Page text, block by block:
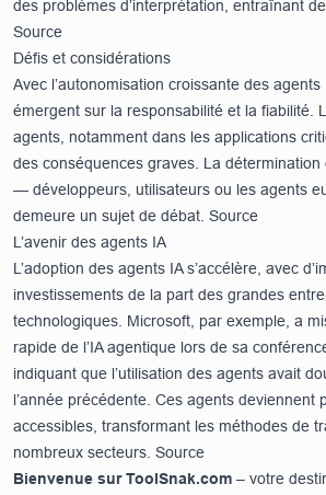
des problèmes d’interprétation, entraînant
Source
Défis et considérations
Avec l’autonomisation croissante des
émergent sur la responsabilité et la fiabilité.
agents, notamment dans les applications
des conséquences graves. La
— développeurs, utilisateurs ou les agents
demeure un sujet de débat. Source
L’avenir des agents IA
L’adoption des agents IA s’accélère, avec
investissements de la part des grandes
technologiques. Microsoft, par exemple, a
rapide de l’IA agentique lors de sa
indiquant que l’utilisation des agents avait
l’année précédente. Ces agents deviennent
accessibles, transformant les méthodes de
nombreux secteurs. Source
Bienvenue surToolSnak.com – votre